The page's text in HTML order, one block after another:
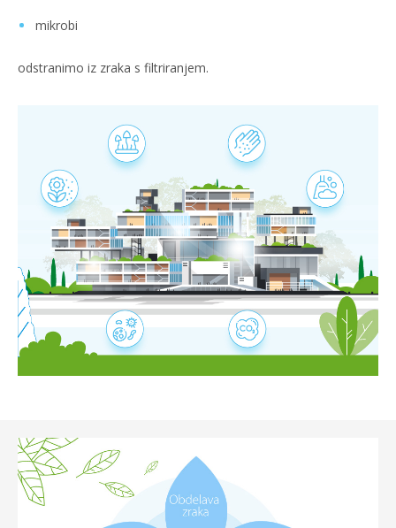
mikrobi
odstranimo iz zraka s filtriranjem.